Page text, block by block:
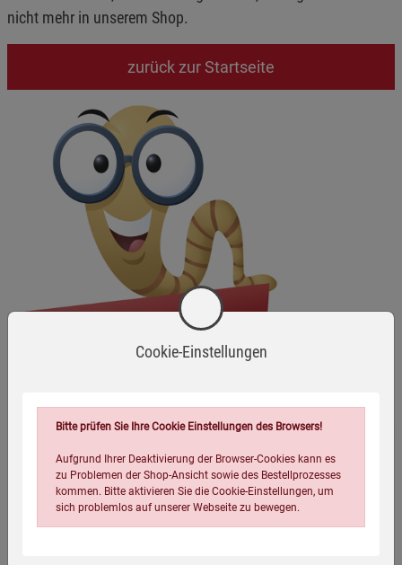
nicht mehr in unserem Shop.
zurück zur Startseite
Cookie-Einstellungen
Bitte prüfen Sie Ihre Cookie Einstellungen des Browsers!
Aufgrund Ihrer Deaktivierung der Browser-Cookies kann es
zu Problemen der Shop-Ansicht sowie des Bestellprozesses
kommen. Bitte aktivieren Sie die Cookie-Einstellungen, um
sich problemlos auf unserer Webseite zu bewegen.